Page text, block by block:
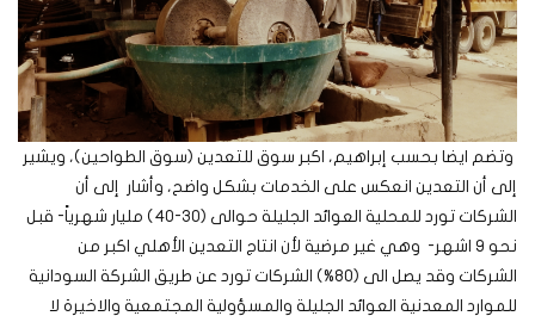
وتضم ايضا بحسب إبراهيم، اكبر سوق للتعدين (سوق الطواحين)، ويشير
إلى أن التعدين انعكس على الخدمات بشكل واضح، وأشار إلى أن
الشركات تورد للمحلية العوائد الجليلة حوالى (30-40) مليار شهرياً- قبل
نحو 9 اشهر- وهي غير مرضية لأن انتاج التعدين الأهلي اكبر من
الشركات وقد يصل الى (80%) الشركات تورد عن طريق الشركة السودانية
للموارد المعدنية العوائد الجليلة والمسؤولية المجتمعية والاخيرة لا